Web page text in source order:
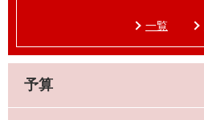
一覧
予算